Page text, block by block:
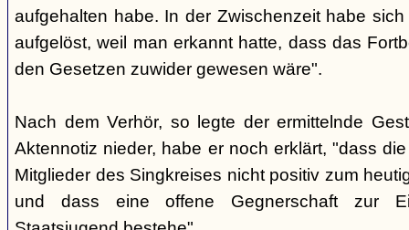
aufgehalten habe. In der Zwischenzeit habe
aufgelöst, weil man erkannt hatte, dass das
den Gesetzen zuwider gewesen wäre".
Nach dem Verhör, so legte der ermittelnde
Aktennotiz nieder, habe er noch erklärt, "dass
Mitglieder des Singkreises nicht positiv zum
und dass eine offene Gegnerschaft zur